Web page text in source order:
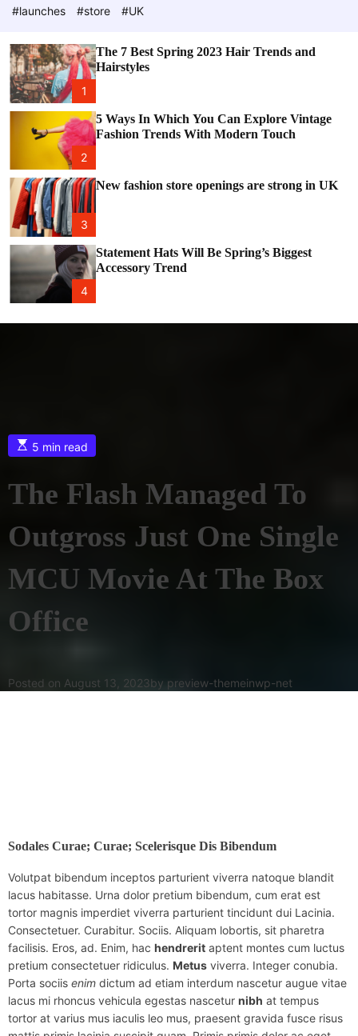
o
e
#launches
#store #UK
1
The 7 Best Spring 2023 Hair Trends and
Hairstyles
2
5 Ways In Which You Can Explore Vintage
Fashion Trends With Modern Touch
3
New fashion store openings are strong in UK
4
Statement Hats Will Be Spring’s Biggest
Accessory Trend
5 min read
The Flash Managed To
Outgross Just One Single
MCU Movie At The Box
Office
Posted on August 13, 2023by preview-themeinwp-net
Sodales Curae; Curae; Scelerisque Dis Bibendum
Volutpat bibendum inceptos parturient viverra natoque blandit
lacus habitasse. Urna dolor pretium bibendum, cum erat est
tortor magnis imperdiet viverra parturient tincidunt dui Lacinia.
Consectetuer. Curabitur. Sociis. Aliquam lobortis, sit pharetra
facilisis. Eros, ad. Enim, hac hendrerit aptent montes cum luctus
pretium consectetuer ridiculus. Metus viverra. Integer conubia.
Porta sociis enim dictum ad etiam interdum nascetur augue vitae
lacus mi rhoncus vehicula egestas nascetur nibh at tempus
tortor at varius mus iaculis leo mus, praesent gravida fusce risus